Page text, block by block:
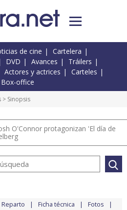
de cine
Cartelera
DVD Avances
Tráilers
Actores y actrices
Carteles
Box-office
> Sinopsis
O'Connor protagonizan 'El día de
Reparto Ficha técnica Fotos